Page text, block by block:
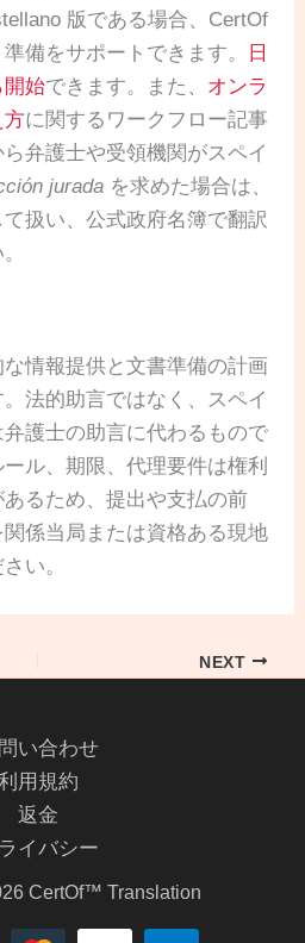
版である場合、CertOf
備をサポートできます。
日
開始できます。また、 オンラ
方に関するワークフロー記事
弁護士や受領機関がスペイ
jurada を求めた場合は、
扱い、公式政府名簿で翻訳
情報提供と文書準備の計画
法的助言ではなく、スペイ
護士の助言に代わるもので
ル、期限、代理要件は権利
るため、提出や支払の前
係当局または資格ある現地
い。
NEXT
い合わせ
用規約
返金
イバシー
CertOf™ Translation